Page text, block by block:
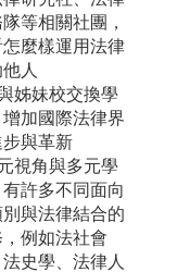
等相關社團，
麼樣運用法律
人
姊妹校交換學
加國際法律界
步與革新
視角與多元學
有許多不同面向
別與法律結合的
例如法社會
史學、法律人